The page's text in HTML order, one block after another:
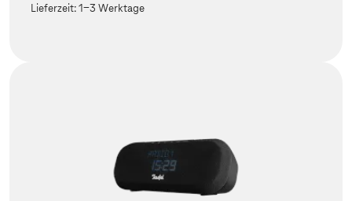
Lieferzeit:1-3 Werktage